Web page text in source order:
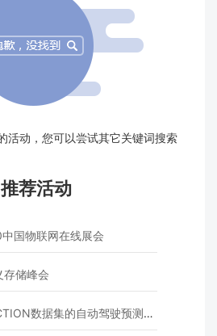
活动，您可以尝试其它关键词搜索
推荐活动
国物联网在线展会
储峰会
数据集的自动驾驶预测模型挑战赛